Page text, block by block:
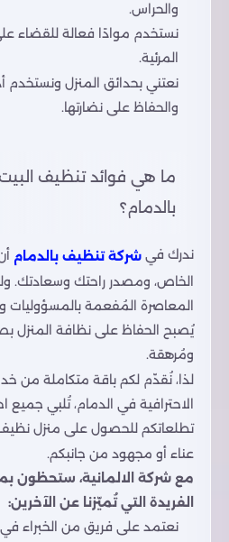
والحراس.
نستخدم موادًا فعالة للقضاء على
المرئية.
نعتني بحدائق المنزل ونستخدم
والحفاظ على نضارتها.
ما هي فوائد تنظيف
بالدمام؟
ندرك في شركة تنظيف بالدمام
الخاص، ومصدر راحتك وسعادتك.
المعاصرة المُفعمة بالمسؤوليات
يُصبح الحفاظ على نظافة المنزل
ومُرهقة.
لذا، نُقدّم لكم باقة متكاملة من
الاحترافية في الدمام، تُلبي جميع
تطلعاتكم للحصول على منزل
عناء أو مجهود من جانبكم.
مع شركة الالمانية، ستحظون
الفريدة التي تُميّزنا عن الآخرين:
نعتمد على فريق من الخبراء في